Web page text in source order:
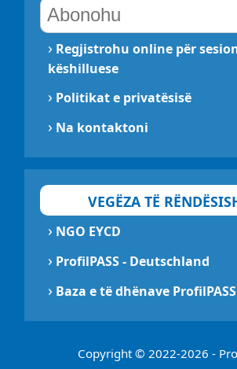
› Regjistrohu online për
këshilluese
› Politikat e privatësisë
› Na kontaktoni
VEGËZA TË
› NGO EYCD
› ProfilPASS - Deutschland
› Baza e të dhënave ProfilPASS
Copyright © 2022-2026 -